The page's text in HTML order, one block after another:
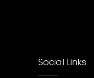
Social Links